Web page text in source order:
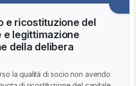
e ricostituzione del
e legittimazione
della delibera
la qualità di socio non avendo